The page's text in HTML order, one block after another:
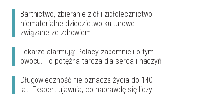
Bartnictwo, zbieranie ziół i ziołolecznictwo -
niematerialne dziedzictwo kulturowe
związane ze zdrowiem
Lekarze alarmują: Polacy zapomnieli o tym
owocu. To potężna tarcza dla serca i naczyń
Długowieczność nie oznacza życia do 140
lat. Ekspert ujawnia, co naprawdę się liczy